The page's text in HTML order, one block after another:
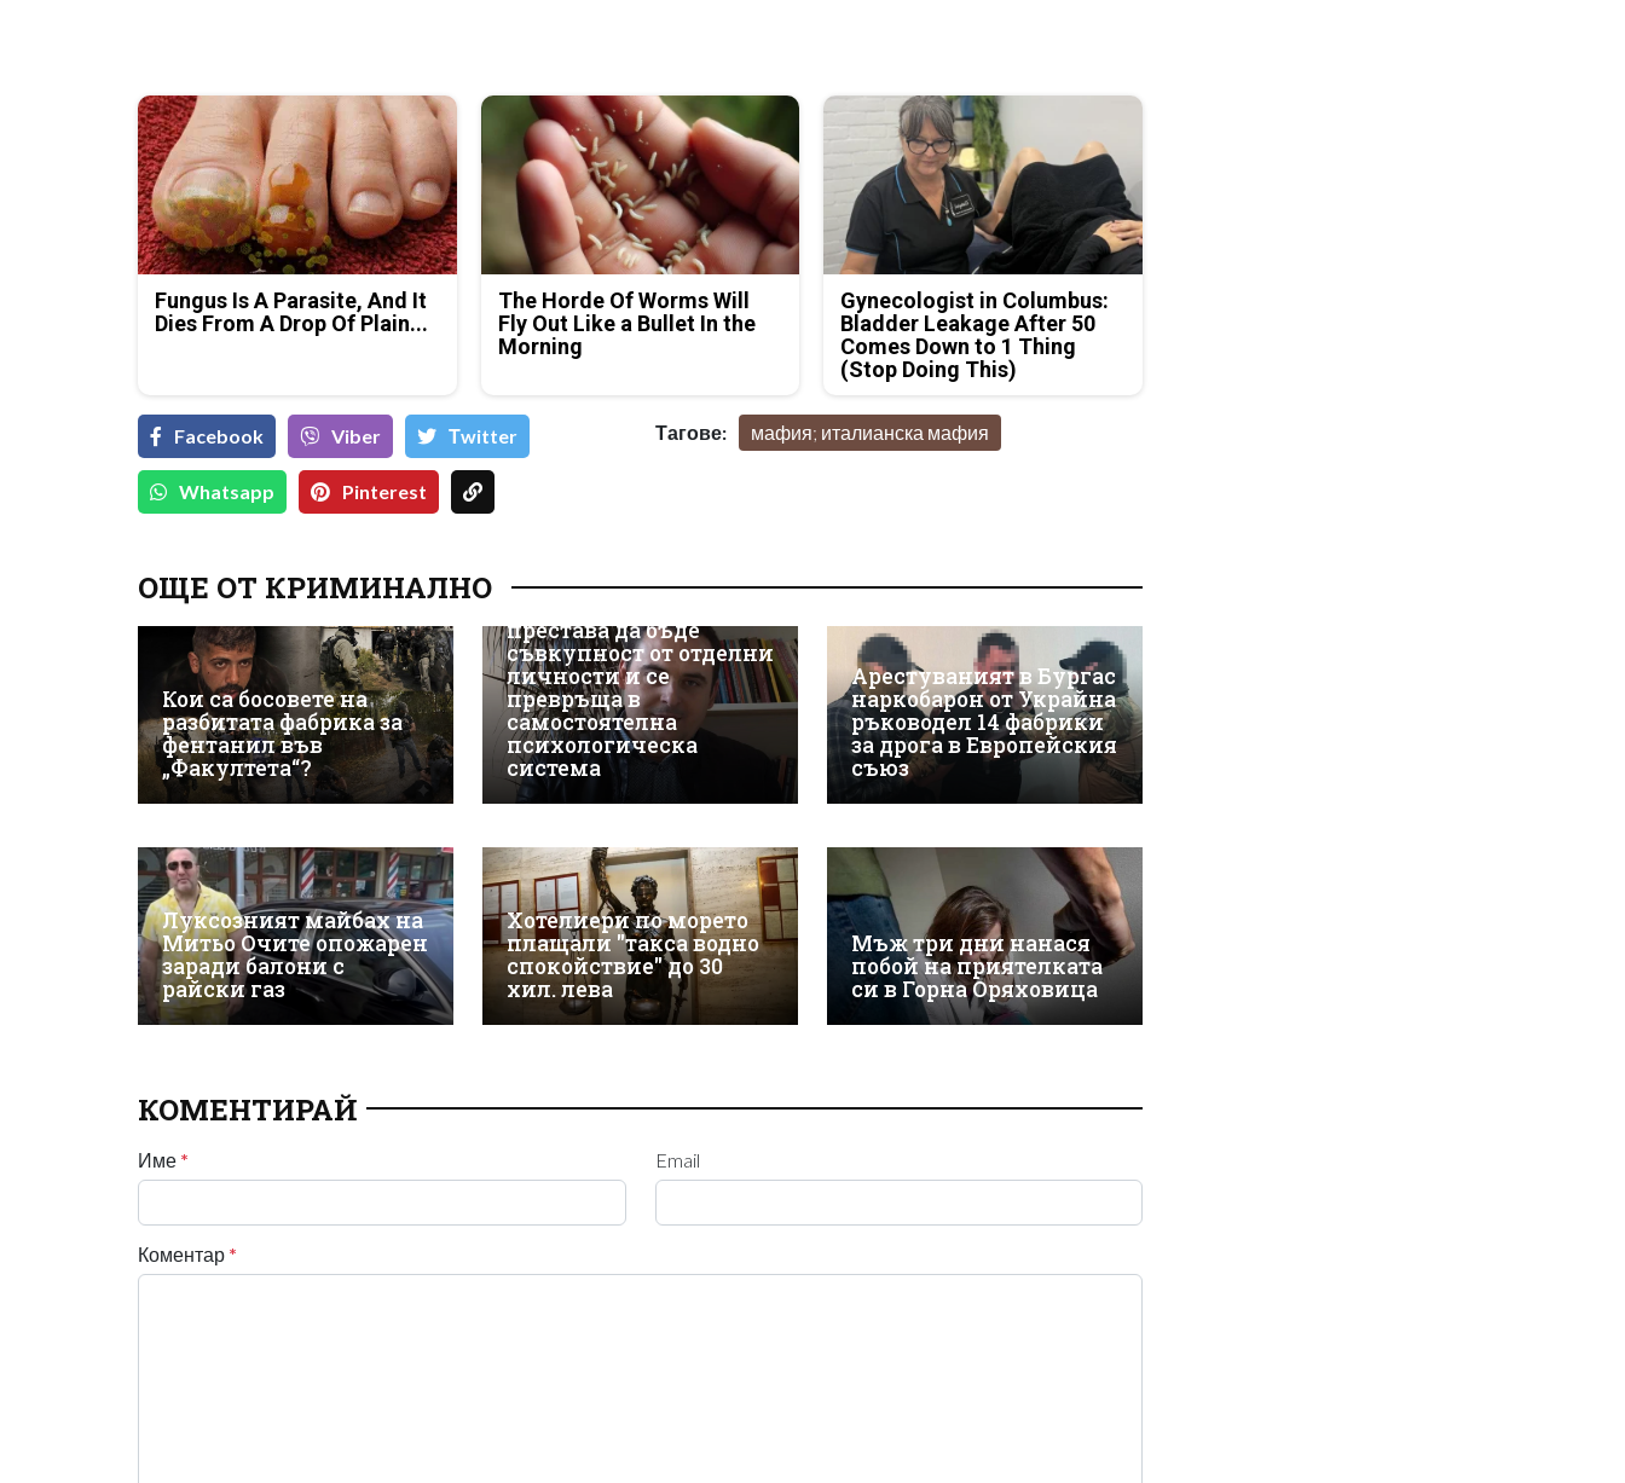
Fungus Is A Parasite, And It
Dies From A Drop Of Plain...
The Horde Of Worms Will
Fly Out Like a Bullet In the
Morning
Gynecologist in Columbus:
Bladder Leakage After 50
Comes Down to 1 Thing
(Stop Doing This)
Facebook Viber Тwitter
Whatsapp Pinterest
Тагове: мафия; италианска мафия
ОЩЕ ОТ КРИМИНАЛНО
Кои са босовете на
разбитата фабрика за
фентанил във
„Факултета“?
за жестокото убийство
престава да бъде
съвкупност от отделни
личности и се
превръща в
самостоятелна
психологическа
система
Арестуваният в Бургас
наркобарон от Украйна
ръководел 14 фабрики
за дрога в Европейския
съюз
Луксозният майбах на
Митьо Очите опожарен
заради балони с
райски газ
Хотелиери по морето
плащали "такса водно
спокойствие" до 30
хил. лева
Мъж три дни нанася
побой на приятелката
си в Горна Оряховица
КОМЕНТИРАЙ
Име * Email
Коментар *